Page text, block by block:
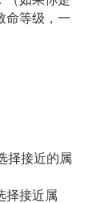
命等级，一
接近的属
接近属